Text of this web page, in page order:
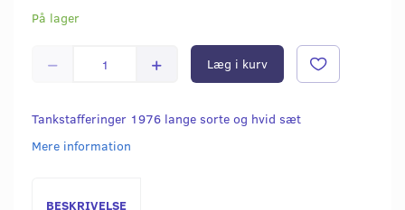
På lager
Læg i kurv
Tankstafferinger 1976 lange sorte og hvid sæt
Mere information
BESKRIVELSE